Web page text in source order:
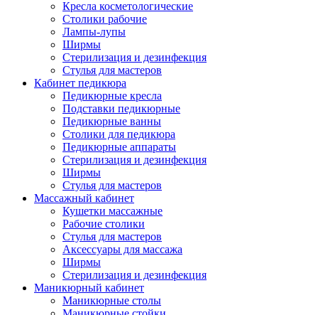
Кресла косметологические
Столики рабочие
Лампы-лупы
Ширмы
Стерилизация и дезинфекция
Стулья для мастеров
Кабинет педикюра
Педикюрные кресла
Подставки педикюрные
Педикюрные ванны
Столики для педикюра
Педикюрные аппараты
Стерилизация и дезинфекция
Ширмы
Стулья для мастеров
Массажный кабинет
Кушетки массажные
Рабочие столики
Стулья для мастеров
Аксессуары для массажа
Ширмы
Стерилизация и дезинфекция
Маникюрный кабинет
Маникюрные столы